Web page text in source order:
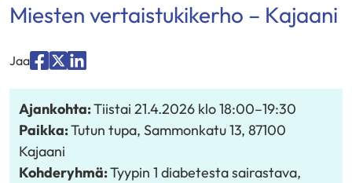
Miesten vertaistukikerho – Kajaani
Jaa
"Facebook"
"X""LinkedIn"
Ajankohta:Tiistai 21.4.2026 klo 18:00–19:30
Paikka:Tutun tupa, Sammonkatu 13, 87100
Kajaani
Kohderyhmä:Tyypin 1 diabetesta sairastava,